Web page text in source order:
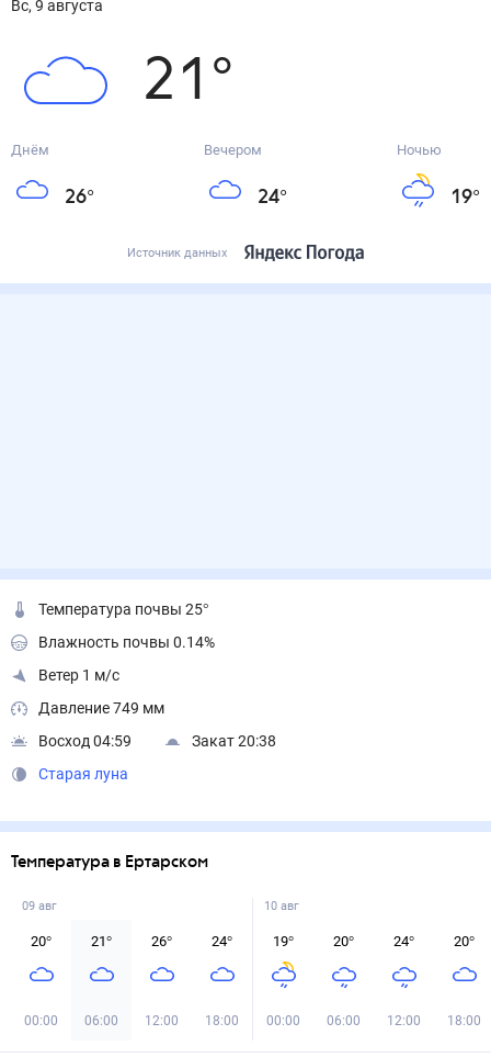
вс, 9 августа
21 °
Днём
26°
Вечером
24°
Ночью
19°
Источник данных
Температура почвы 25°
Влажность почвы 0.14%
Ветер 1 м/с
Давление 749 мм
Восход 04:59
Закат 20:38
Старая луна
Температура в Ертарском
09 авг
20°
00:00
21°
06:00
26°
12:00
24°
18:00
10 авг
19°
00:00
20°
06:00
24°
12:00
20°
18:00